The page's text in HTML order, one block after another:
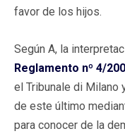
favor de los hijos.
Según A, la
Reglamento nº 4/
el Tribunale di Milano
de este último
para conocer de la